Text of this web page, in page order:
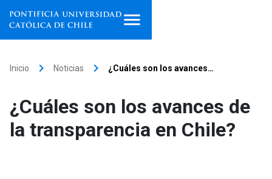
Facultades, escuelas e
institutos
Inicio keyboard_arrow_right Noticias keyboard_arrow_right ¿Cuáles son los avances…
¿Cuáles son los avances de
la transparencia en Chile?